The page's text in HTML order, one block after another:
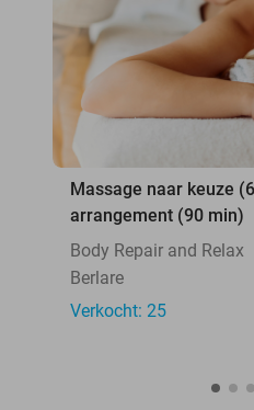
Massage naar keuze
arrangement (90 min)
Body Repair and Relax
Berlare
Verkocht: 25